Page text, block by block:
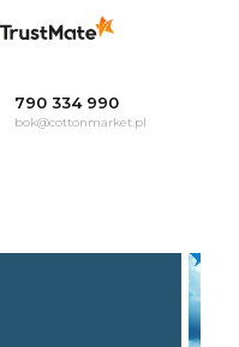
790 334 990
bok@cottonmarket.pl